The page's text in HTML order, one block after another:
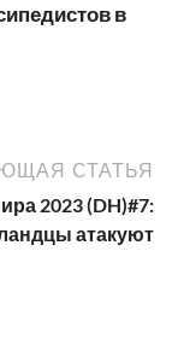
в
СТАТЬЯ
2023 (DH)#7:
атакуют